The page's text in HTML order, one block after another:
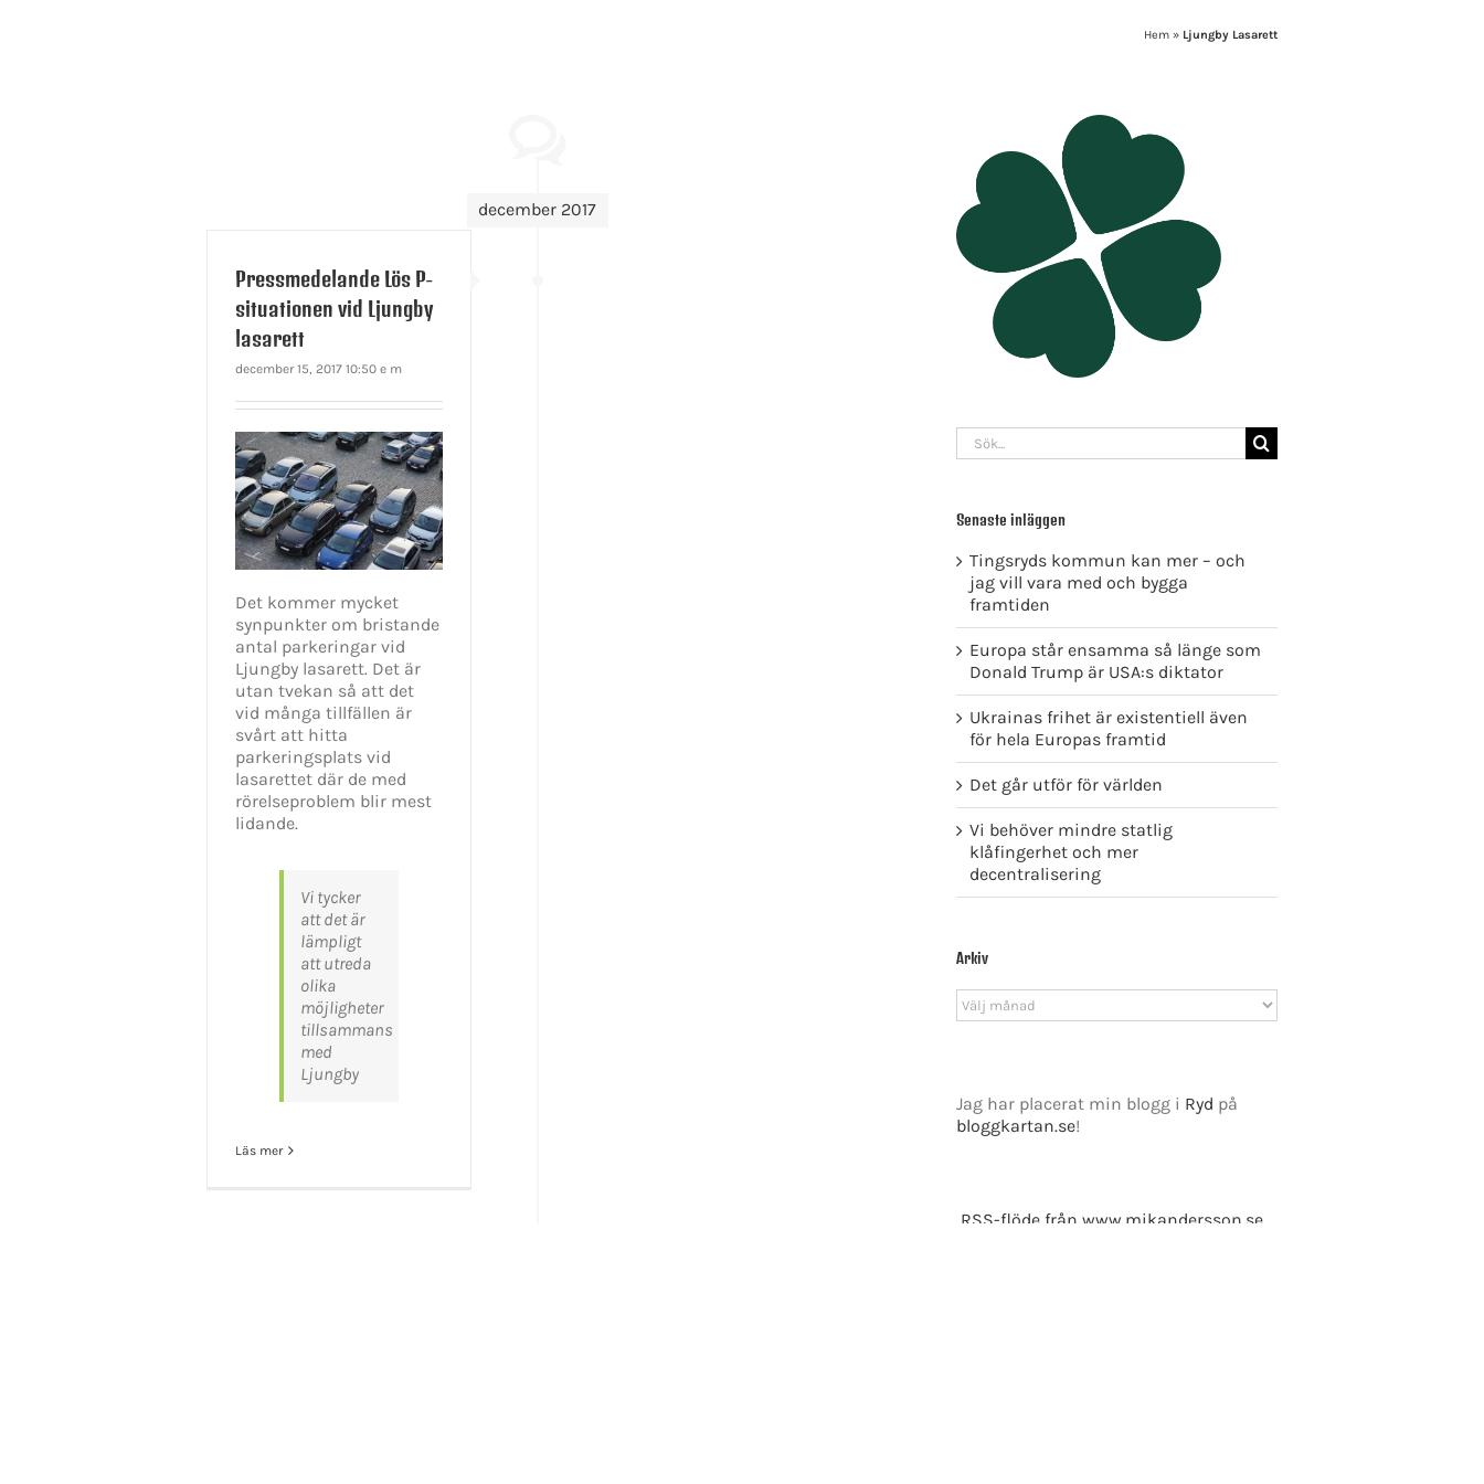
Hem » Ljungby Lasarett
december 2017
Pressmedelande Lös P-
situationen vid Ljungby
lasarett
december 15, 2017 10:50 e m
Det kommer mycket
synpunkter om bristande
antal parkeringar vid
Ljungby lasarett. Det är
utan tvekan så att det
vid många tillfällen är
svårt att hitta
parkeringsplats vid
lasarettet där de med
rörelseproblem blir mest
lidande.
Vi tycker
att det är
lämpligt
att utreda
olika
möjligheter
tillsammans
med
Ljungby
Läs mer
Sök
efter:
Senaste inläggen
Tingsryds kommun kan mer – och
jag vill vara med och bygga
framtiden
Europa står ensamma så länge som
Donald Trump är USA:s diktator
Ukrainas frihet är existentiell även
för hela Europas framtid
Det går utför för världen
Vi behöver mindre statlig
klåfingerhet och mer
decentralisering
Arkiv
Arkiv
Jag har placerat min blogg i Ryd på
bloggkartan.se!
RSS-flöde från www.mikandersson.se
KONTAKT INFO
Mikael Andersson
mikael.andersson@centerpartiet.se
www.mikandersson.se